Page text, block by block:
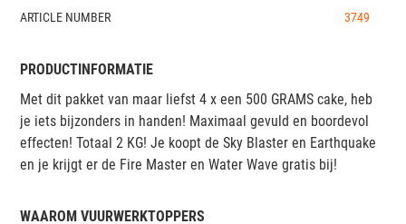
ARTICLE NUMBER
3749
PRODUCTINFORMATIE
Met dit pakket van maar liefst 4 x een 500 GRAMS cake, heb
je iets bijzonders in handen! Maximaal gevuld en boordevol
effecten! Totaal 2 KG! Je koopt de Sky Blaster en Earthquake
en je krijgt er de Fire Master en Water Wave gratis bij!
WAAROM VUURWERKTOPPERS